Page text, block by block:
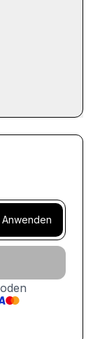
Anwenden